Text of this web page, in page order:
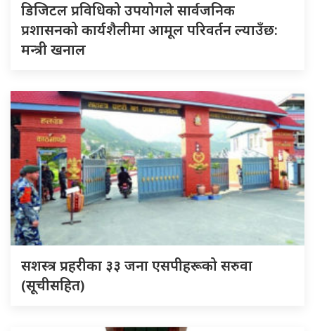
डिजिटल प्रविधिको उपयोगले सार्वजनिक
प्रशासनको कार्यशैलीमा आमूल परिवर्तन ल्याउँछ:
मन्त्री खनाल
सशस्त्र प्रहरीका ३३ जना एसपीहरूको सरुवा
(सूचीसहित)